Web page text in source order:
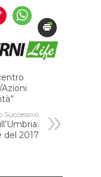
Successivo
del 2017